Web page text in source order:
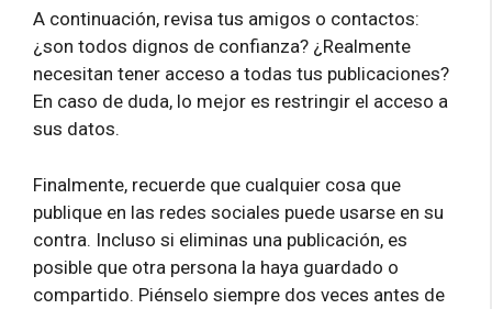
A continuación, revisa tus amigos o contactos:
¿son todos dignos de confianza? ¿Realmente
necesitan tener acceso a todas tus publicaciones?
En caso de duda, lo mejor es restringir el acceso a
sus datos.
Finalmente, recuerde que cualquier cosa que
publique en las redes sociales puede usarse en su
contra. Incluso si eliminas una publicación, es
posible que otra persona la haya guardado o
compartido. Piénselo siempre dos veces antes de